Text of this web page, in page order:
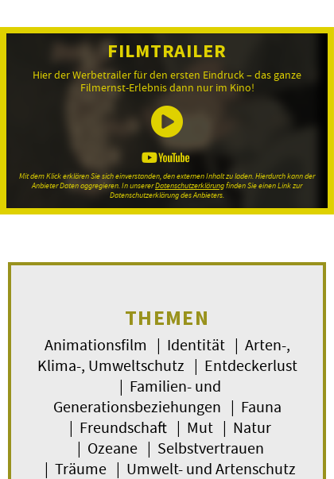
FILMTRAILER
Hier der Werbetrailer für den ersten Eindruck – das ganze
Filmernst-Erlebnis dann nur im Kino!
Mit dem Klick erklären Sie sich einverstanden, den externen Inhalt zu laden. Hierdurch kann der
Anbieter Daten aggregieren. In unsererDatenschutzerklärungfinden Sie einen Link zur
Datenschutzerklärung des Anbieters.
THEMEN
Animationsfilm | Identität | Arten-,
Klima-, Umweltschutz | Entdeckerlust
| Familien- und
Generationsbeziehungen | Fauna
| Freundschaft | Mut | Natur
| Ozeane | Selbstvertrauen
| Träume | Umwelt- und Artenschutz